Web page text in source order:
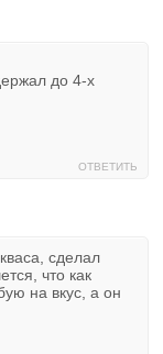
до 4-х
ОТВЕТИТЬ
сделал
что как
на вкус, а он